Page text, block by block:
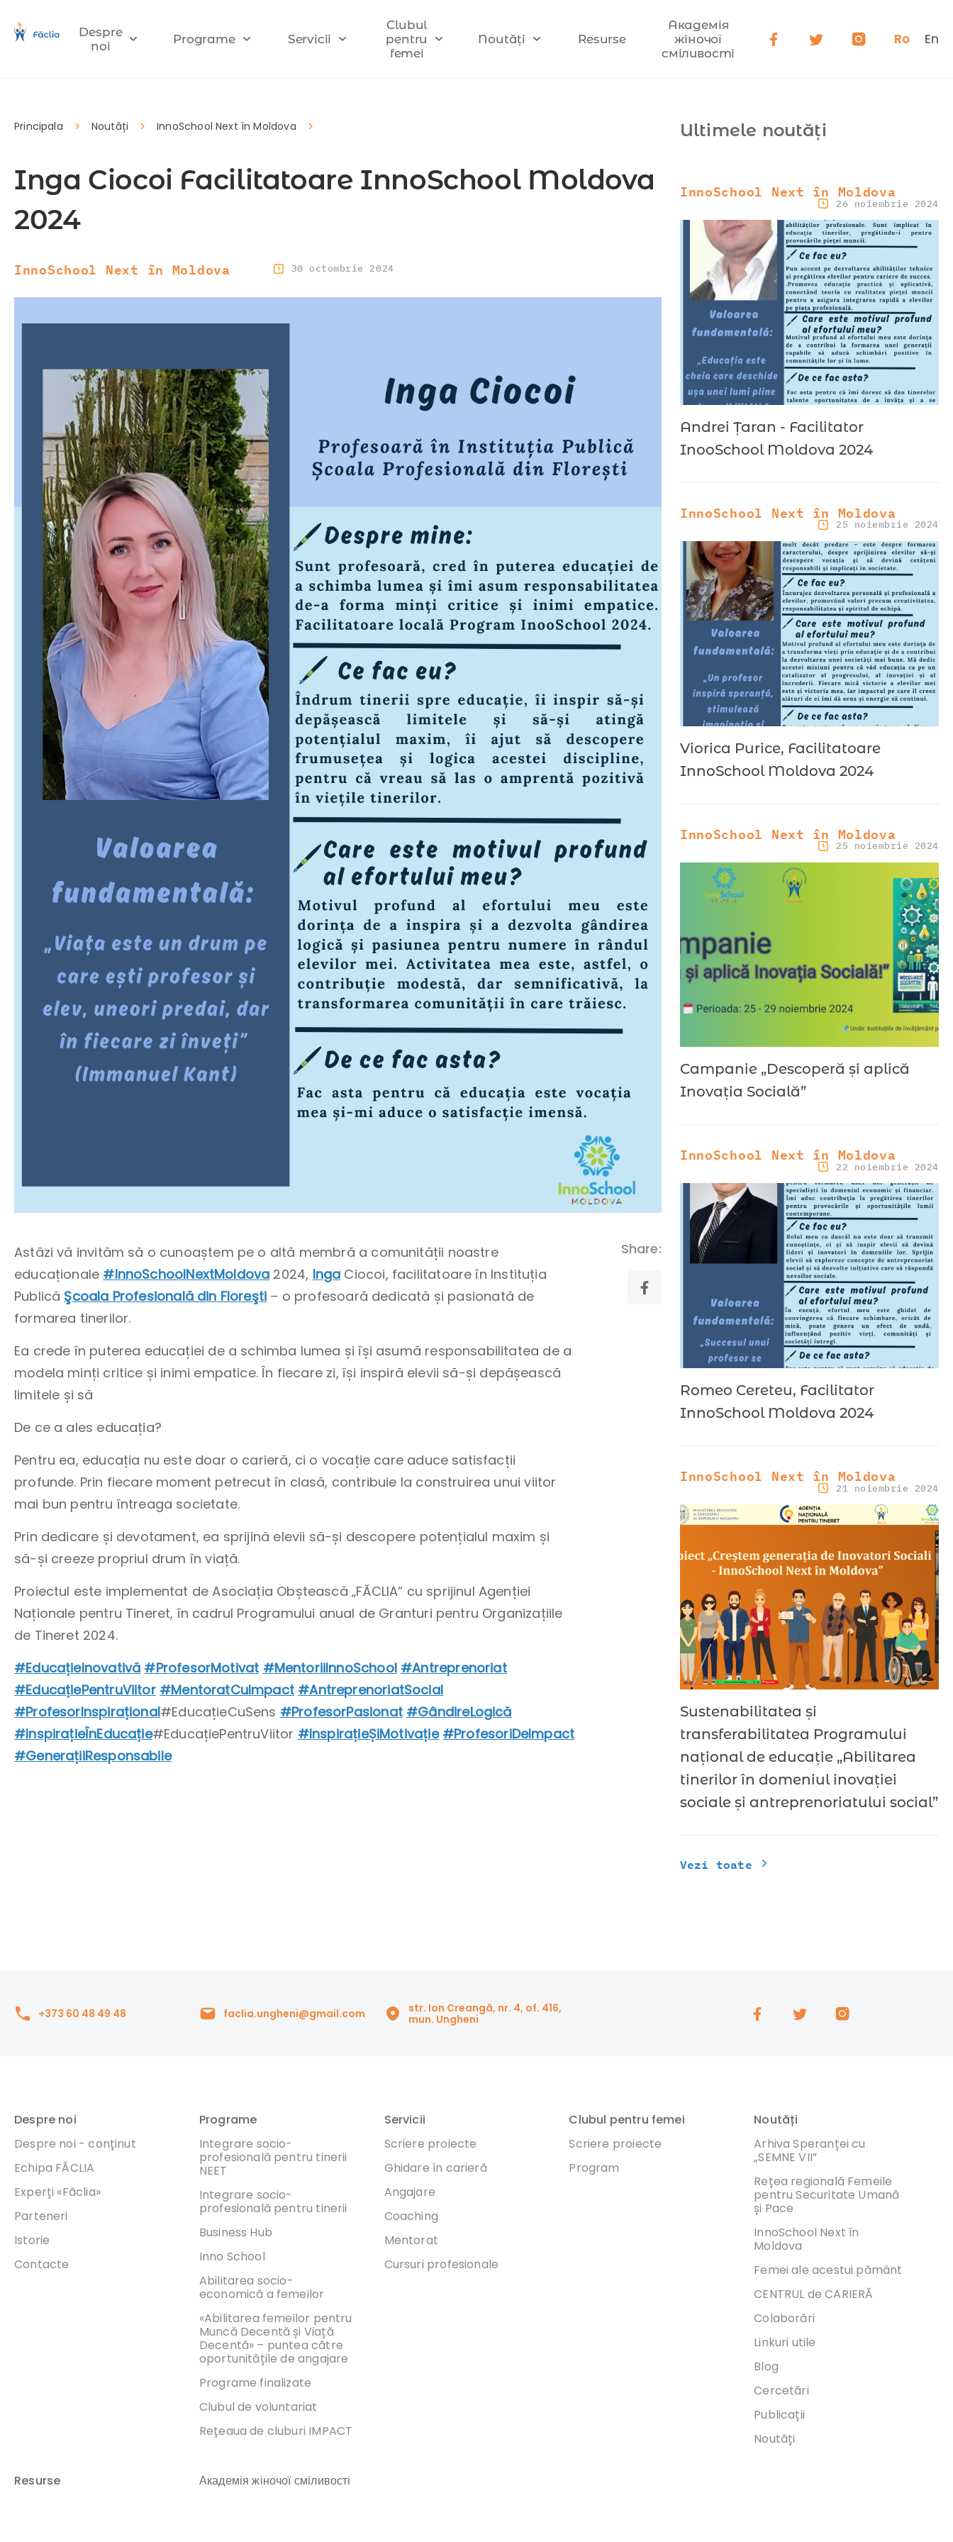
Despre
noi
Programe Servicii
Clubul
pentru
femei
Noutăți Resurse
Академія
жіночої
сміливості
Ro En
Principala Noutăți InnoSchool Next în Moldova
Inga Ciocoi Facilitatoare InnoSchool Moldova
2024
InnoSchool Next în Moldova 30 octombrie 2024
Astăzi vă invităm să o cunoaștem pe o altă membră a comunității noastre
educaționale #InnoSchoolNextMoldova 2024, Inga Ciocoi, facilitatoare în Instituția
Publică Şcoala Profesională din Floreşti – o profesoară dedicată și pasionată de
formarea tinerilor.
Ea crede în puterea educației de a schimba lumea și își asumă responsabilitatea de a
modela minți critice și inimi empatice. În fiecare zi, își inspiră elevii să-și depășească
limitele și să
De ce a ales educația?
Pentru ea, educația nu este doar o carieră, ci o vocație care aduce satisfacții
profunde. Prin fiecare moment petrecut în clasă, contribuie la construirea unui viitor
mai bun pentru întreaga societate.
Prin dedicare și devotament, ea sprijină elevii să-și descopere potențialul maxim și
să-și creeze propriul drum în viață.
Proiectul este implementat de Asociația Obștească „FĂCLIA” cu sprijinul Agenției
Naționale pentru Tineret, în cadrul Programului anual de Granturi pentru Organizațiile
de Tineret 2024.
#EducațieInovativă #ProfesorMotivat #MentoriiInnoSchool #Antreprenoriat
#EducațiePentruViitor #MentoratCuImpact #AntreprenoriatSocial
#ProfesorInspirațional#EducațieCuSens #ProfesorPasionat #GândireLogică
#InspirațieÎnEducație#EducațiePentruViitor #InspirațieȘiMotivație #ProfesoriDeImpact
#GenerațiiResponsabile
Share:
Ultimele noutăți
InnoSchool Next în Moldova
26 noiembrie 2024
Andrei Țaran - Facilitator
InooSchool Moldova 2024
InnoSchool Next în Moldova
25 noiembrie 2024
Viorica Purice, Facilitatoare
InnoSchool Moldova 2024
InnoSchool Next în Moldova
25 noiembrie 2024
Campanie „Descoperă și aplică
Inovația Socială”
InnoSchool Next în Moldova
22 noiembrie 2024
Romeo Cereteu, Facilitator
InnoSchool Moldova 2024
InnoSchool Next în Moldova
21 noiembrie 2024
Sustenabilitatea și
transferabilitatea Programului
național de educație „Abilitarea
tinerilor în domeniul inovației
sociale și antreprenoriatului social”
Vezi toate
+373 60 48 49 48 faclia.ungheni@gmail.com
str. Ion Creangă, nr. 4, of. 416,
mun. Ungheni
Despre noi
Despre noi - conținut
Echipa FĂCLIA
Experți «Făclia»
Parteneri
Istorie
Contacte
Programe
Integrare socio-
profesională pentru tinerii
NEET
Integrare socio-
profesională pentru tinerii
Business Hub
Inno School
Abilitarea socio-
economică a femeilor
«Abilitarea femeilor pentru
Muncă Decentă și Viață
Decentă» – puntea către
oportunitățile de angajare
Programe finalizate
Clubul de voluntariat
Rețeaua de cluburi IMPACT
Servicii
Scriere proiecte
Ghidare în carieră
Angajare
Coaching
Mentorat
Cursuri profesionale
Clubul pentru femei
Scriere proiecte
Program
Noutăți
Arhiva Speranței cu
„SEMNE VII”
Rețea regională Femeile
pentru Securitate Umană
și Pace
InnoSchool Next în
Moldova
Femei ale acestui pământ
CENTRUL de CARIERĂ
Colaborări
Linkuri utile
Blog
Cercetări
Publicații
Noutăți
Resurse Академія жіночої сміливості